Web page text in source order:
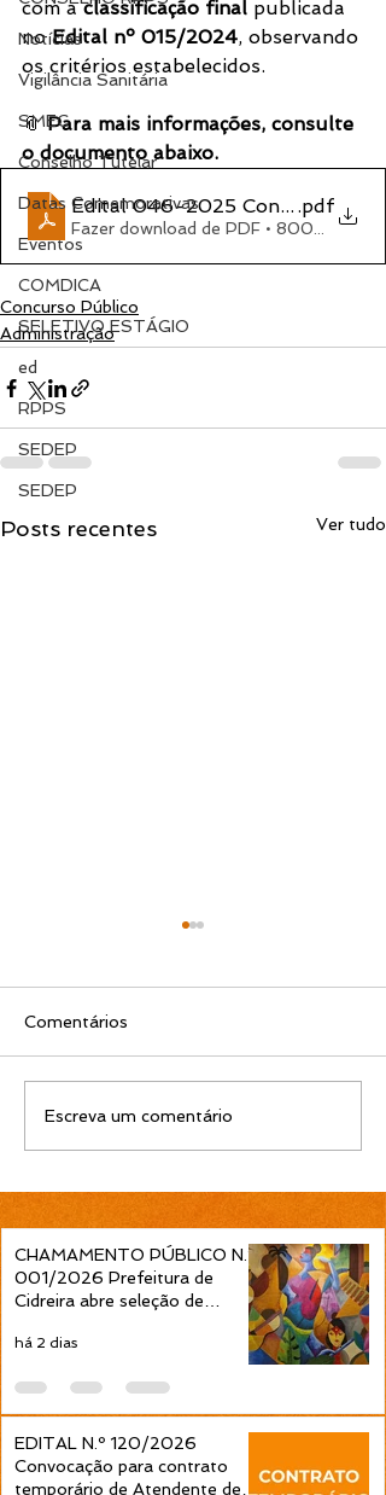
Notícias
Vigilância Sanitária
SMEC
Conselho Tutelar
Datas Comemorativas
Eventos
COMDICA
SELETIVO ESTÁGIO
ed
RPPS
SEDEP
SEDEP
com a classificação final publicada
no Edital nº 015/2024, observando
os critérios estabelecidos.
📎 Para mais informações, consulte
o documento abaixo.
Edital 046-2025 Contrato.pdf
Fazer download de PDF • 800KB
Concurso Público
Administração
Posts recentes Ver tudo
EDITAL N.º 119/2026
Convocação para
Professor Ensino
Séries é publicada pela
Prefeitura de Cidreira
Comentários
Escreva um comentário
CHAMAMENTO PÚBLICO N.º
001/2026 Prefeitura de
Cidreira abre seleção de
projetos culturais pela Política
Nacional Aldir Blanc
há 2 dias
EDITAL N.º 120/2026
Convocação para contrato
temporário de Atendente de